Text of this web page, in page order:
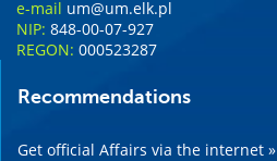
e-mail um@um.elk.pl
NIP: 848-00-07-927
REGON: 000523287
Recommendations
Get official Affairs via the internet »